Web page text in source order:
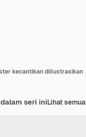
kecantikan diilustrasikan
seri iniLihat semua